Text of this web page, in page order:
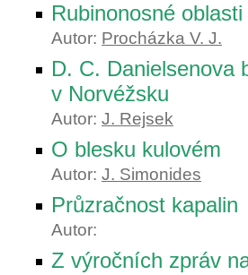
Rubinonosné
Autor: Procházka V. J.
D. C. Danielsenova
v Norvéžsku
Autor: J. Rejsek
O blesku kulovém
Autor: J. Simonides
Průzračnost kapalin
Autor:
Z výročních zpráv